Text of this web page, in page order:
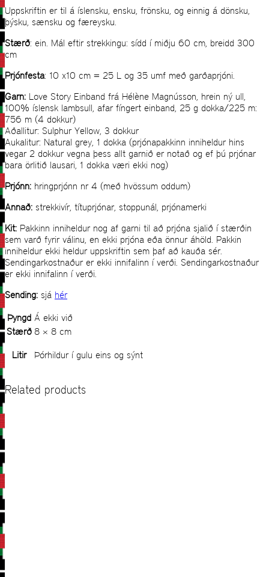
Uppskriftin er til á íslensku, ensku, frönsku, og einnig á dönsku,
þýsku, sænsku og færeysku.
Stærð: ein. Mál eftir strekkingu: sídd í miðju 60 cm, breidd 300
cm
Prjónfesta: 10 x10 cm = 25 L og 35 umf með garðaprjóni.
Garn: Love Story Einband frá Hélène Magnússon, hrein ný ull,
100% íslensk lambsull, afar fíngert einband, 25 g dokka/225 m:
756 m (4 dokkur)
Aðallitur: Sulphur Yellow, 3 dokkur
Aukalitur: Natural grey, 1 dokka (prjónapakkinn inniheldur hins
vegar 2 dokkur vegna þess allt garnið er notað og ef þú prjónar
bara örlitið lausari, 1 dokka væri ekki nog)
Prjónn: hringprjónn nr 4 (með hvössum oddum)
Annað: strekkivír, títuprjónar, stoppunál, prjónamerki
Kit: Pakkinn inniheldur nog af garni til að prjóna sjalið í stærðin
sem varð fyrir válinu, en ekki prjóna eða önnur áhöld. Pakkin
inniheldur ekki heldur uppskriftin sem þaf að kauða sér.
Sendingarkostnaður er ekki innifalinn í verði. Sendingarkostnaður
er ekki innifalinn í verði.
Sending: sjá hér
Þyngd Á ekki við
Stærð 8 × 8 cm
Litir Þórhildur í gulu eins og sýnt
Related products